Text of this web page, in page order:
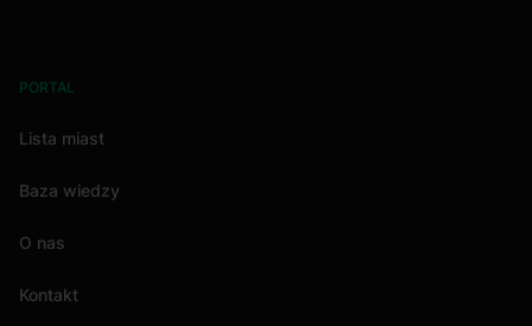
PORTAL
Lista miast
Baza wiedzy
O nas
Kontakt